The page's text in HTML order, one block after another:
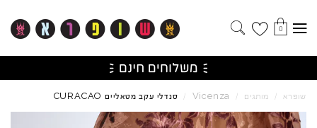
0
שופרא / מותגים /
Vicenza
/ סנדלי עקב מטאליים CURACAO